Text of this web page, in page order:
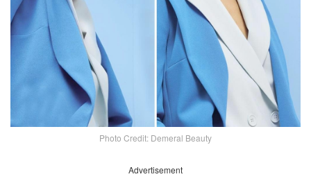
Photo Credit: Demeral Beauty
Advertisement